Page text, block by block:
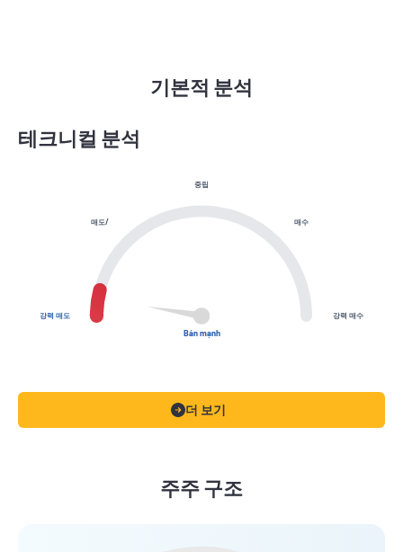
기본적 분석
테크니컬 분석
강력 매도
매도/
중립
매수
강력 매수
Bán mạnh
더 보기
주주 구조